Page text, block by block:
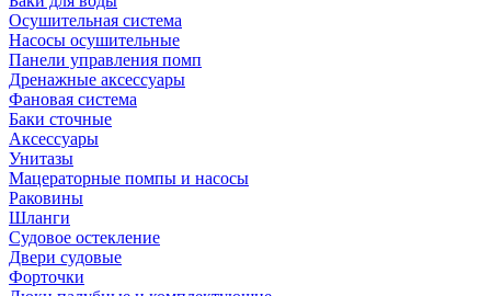
Осушительная система
Насосы осушительные
Панели управления помп
Дренажные аксессуары
Фановая система
Баки сточные
Аксессуары
Унитазы
Мацераторные помпы и насосы
Раковины
Шланги
Судовое остекление
Двери судовые
Форточки